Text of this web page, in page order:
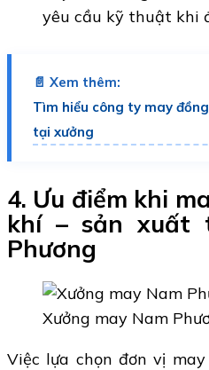
yêu cầu kỹ thuật khi
📄 Xem thêm:
Tìm hiểu công ty may
tại xưởng
4. Ưu điểm khi
khí – sản xuất
Phương
Xưởng may Nam
Việc lựa chọn đơn vị